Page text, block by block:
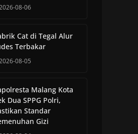
08-06
Cat di Tegal Alur
Terbakar
08-05
Malang Kota
Dua SPPG Polri,
Standar
Gizi